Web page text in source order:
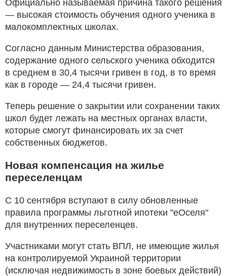
Официально называемая причина такого решения
— высокая стоимость обучения одного ученика в
малокомплектных школах.
Согласно данным Министерства образования,
содержание одного сельского ученика обходится
в среднем в 30,4 тысячи гривен в год, в то время
как в городе — 24,4 тысячи гривен.
Теперь решение о закрытии или сохранении таких
школ будет лежать на местных органах власти,
которые смогут финансировать их за счет
собственных бюджетов.
Новая компенсация на жилье
переселенцам
С 10 сентября вступают в силу обновленные
правила программы льготной ипотеки "еОселя"
для внутренних переселенцев.
Участниками могут стать ВПЛ, не имеющие жилья
на контролируемой Украиной территории
(исключая недвижимость в зоне боевых действий)